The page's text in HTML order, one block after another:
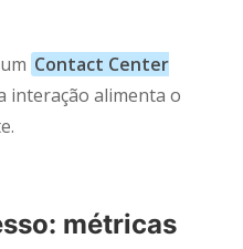
Contact Center
interação alimenta o
métricas